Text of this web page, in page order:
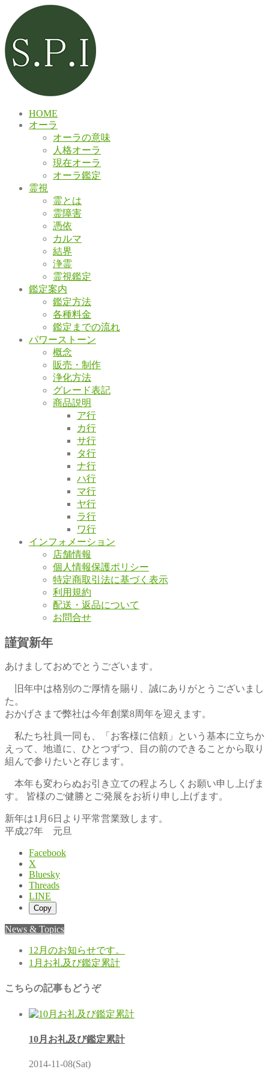
HOME
オーラ
オーラの意味
人格オーラ
現在オーラ
オーラ鑑定
霊視
霊とは
霊障害
憑依
カルマ
結界
浄霊
霊視鑑定
鑑定案内
鑑定方法
各種料金
鑑定までの流れ
パワーストーン
概念
販売・制作
浄化方法
グレード表記
商品説明
ア行
カ行
サ行
タ行
ナ行
ハ行
マ行
ヤ行
ラ行
ワ行
インフォメーション
店舗情報
個人情報保護ポリシー
特定商取引法に基づく表示
利用規約
配送・返品について
お問合せ
謹賀新年
あけましておめでとうございます。
旧年中は格別のご厚情を賜り、誠にありがとうございまし
た。
おかげさまで弊社は今年創業8周年を迎えます。
私たち社員一同も、「お客様に信頼」という基本に立ちか
えって、地道に、ひとつずつ、目の前のできることから取り
組んで参りたいと存じます。
本年も変わらぬお引き立ての程よろしくお願い申し上げま
す。 皆様のご健勝とご発展をお祈り申し上げます。
新年は1月6日より平常営業致します。
平成27年 元旦
Facebook
X
Bluesky
Threads
LINE
Copy
News & Topics
12月のお知らせです。
1月お礼及び鑑定累計
こちらの記事もどうぞ
10月お礼及び鑑定累計
2014-11-08(Sat)